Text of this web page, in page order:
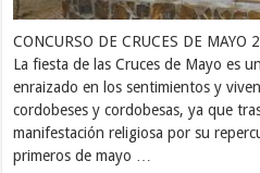
CONCURSO DE CRUCES DE
La fiesta de las Cruces de Mayo es
enraizado en los sentimientos y
cordobeses y cordobesas, ya que
manifestación religiosa por su
primeros de mayo …